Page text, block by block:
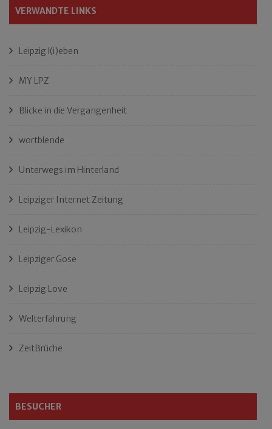
VERWANDTE LINKS
Leipzig l(i)eben
MY LPZ
Blicke in die Vergangenheit
wortblende
Unterwegs im Hinterland
Leipziger Internet Zeitung
Leipzig-Lexikon
Leipziger Gose
Leipzig Love
Welterfahrung
ZeitBrüche
BESUCHER